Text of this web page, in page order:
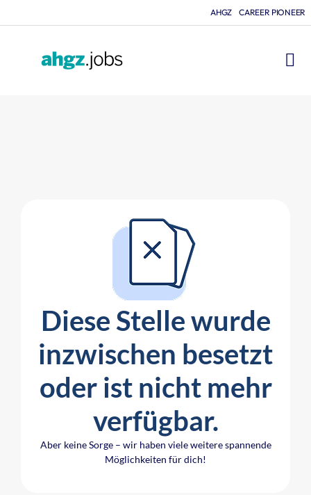
AHGZ CAREER PIONEER
Diese Stelle wurde
inzwischen besetzt
oder ist nicht mehr
verfügbar.
Aber keine Sorge – wir haben viele weitere spannende
Möglichkeiten für dich!